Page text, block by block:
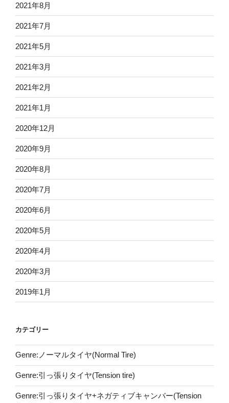
2021年8月
2021年7月
2021年5月
2021年3月
2021年2月
2021年1月
2020年12月
2020年9月
2020年8月
2020年7月
2020年6月
2020年5月
2020年4月
2020年3月
2019年1月
カテゴリー
Genre:ノーマルタイヤ(Normal Tire)
Genre:引っ張りタイヤ(Tension tire)
Genre:引っ張りタイヤ+ネガティブキャンバー(Tension